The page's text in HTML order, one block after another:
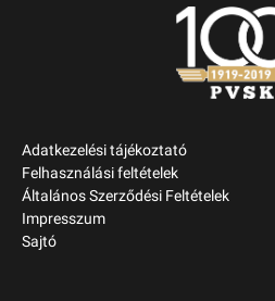
Adatkezelési tájékoztató
Felhasználási feltételek
Általános Szerződési Feltételek
Impresszum
Sajtó